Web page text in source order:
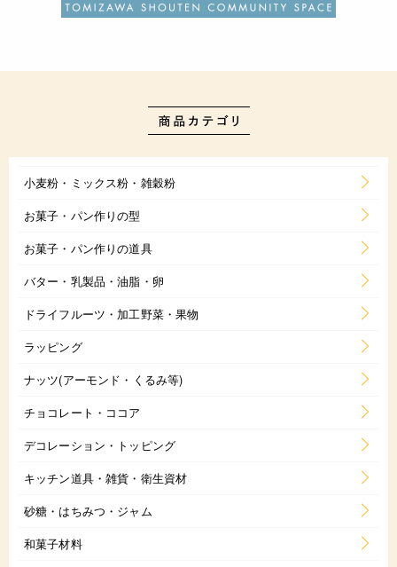
小麦粉・ミックス粉・雑穀粉
お菓子・パン作りの型
お菓子・パン作りの道具
バター・乳製品・油脂・卵
ドライフルーツ・加工野菜・果物
ラッピング
ナッツ(アーモンド・くるみ等)
チョコレート・ココア
デコレーション・トッピング
キッチン道具・雑貨・衛生資材
砂糖・はちみつ・ジャム
和菓子材料